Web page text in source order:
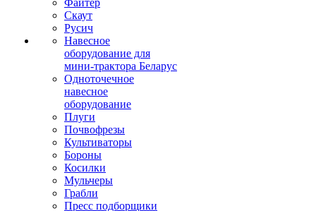
Файтер
Скаут
Русич
Навесное
оборудование для
мини-трактора Беларус
Одноточечное
навесное
оборудование
Плуги
Почвофрезы
Культиваторы
Бороны
Косилки
Мульчеры
Грабли
Пресс подборщики